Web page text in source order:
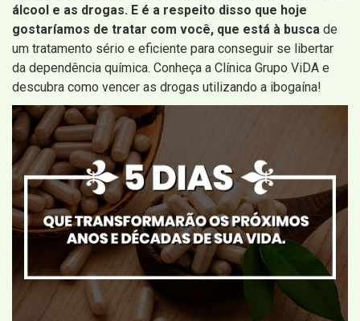
álcool e as drogas. E é a respeito disso que hoje
gostaríamos de tratar com você, que está à busca de
um tratamento sério e eficiente para conseguir se libertar
da dependência química. Conheça a Clínica Grupo ViDA e
descubra como vencer as drogas utilizando a ibogaína!